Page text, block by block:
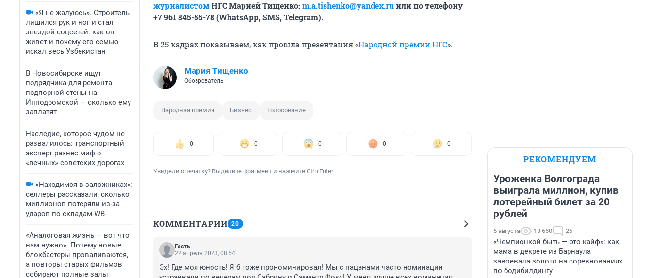
«Я не жалуюсь». Строитель
лишился рук и ног и стал
звездой соцсетей: как он
живет и почему его семью
искал весь Узбекистан
В Новосибирске ищут
подрядчика для ремонта
подпорной стены на
Ипподромской — сколько ему
заплатят
Наследие, которое чудом не
развалилось: транспортный
эксперт разнес миф о
«вечных» советских дорогах
«Находимся в заложниках»:
селлеры рассказали, сколько
миллионов потеряли из-за
ударов по складам WB
«Аналоговая жизнь — вот что
нам нужно». Почему новые
блокбастеры проваливаются,
а повторы старых фильмов
собирают полные залы
журналистомНГС Марией Тищенко: m.a.tishenko@yandex.ruили по телефону
+7 961 845-55-78 (WhatsApp, SMS, Telegram).
В 25 кадрах показываем, как прошла презентация «Народной премии НГС».
Мария Тищенко
Обозреватель
Народная премия Бизнес Голосование
0 0 0 0 0
Увидели опечатку? Выделите фрагмент и нажмите Ctrl+Enter
КОММЕНТАРИИ 20
Гость
22 апреля 2023, 08:54
Эх! Где моя юность! Я б тоже прономинировал! Мы с пацанами часто номинации
РЕКОМЕНДУЕМ
Уроженка Волгограда
выиграла миллион, купив
лотерейный билет за 20
рублей
5 августа 13 660 26
«Чемпионкой быть — это кайф»: как
мама в декрете из Барнаула
завоевала золото на соревнованиях
по бодибилдингу